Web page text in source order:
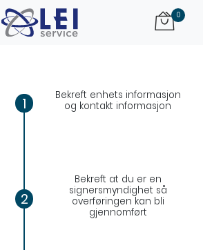
0
1
Bekreft enhets informasjon
og kontakt informasjon
2
Bekreft at du er en
signersmyndighet så
overføringen kan bli
gjennomført